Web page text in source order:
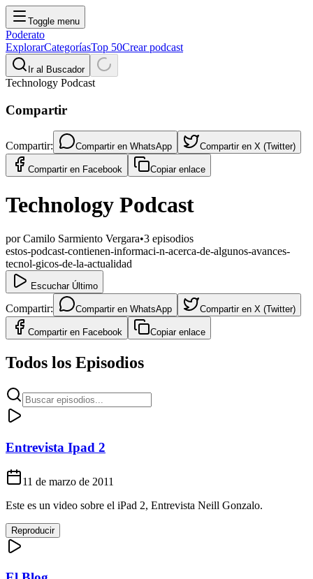
Toggle menu
Poderato
ExplorarCategoríasTop 50Crear podcast
Ir al Buscador
Technology Podcast
Compartir
Compartir: Compartir en WhatsApp Compartir en X (Twitter)
Compartir en Facebook Copiar enlace
Technology Podcast
porCamilo Sarmiento Vergara•3 episodios
estos-podcast-contienen-informaci-n-acerca-de-algunos-avances-
tecnol-gicos-de-la-actualidad
Escuchar Último
Compartir: Compartir en WhatsApp Compartir en X (Twitter)
Compartir en Facebook Copiar enlace
Todos los Episodios
Entrevista Ipad 2
11 de marzo de 2011
Este es un video sobre el iPad 2, Entrevista Neill Gonzalo.
Reproducir